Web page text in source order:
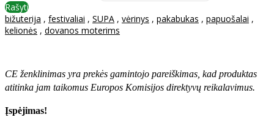
Rašyti
bižuterija , festivaliai , SUPA , vėrinys , pakabukas , papuošalai ,
kelionės , dovanos moterims
CE ženklinimas yra prekės gamintojo pareiškimas, kad produktas
atitinka jam taikomus Europos Komisijos direktyvų reikalavimus.
Įspėjimas!